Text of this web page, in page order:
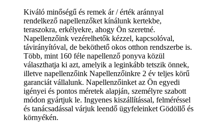
Kiváló minőségű és remek ár / érték aránnyal
rendelkező napellenzőket kínálunk kertekbe,
teraszokra, erkélyekre, ahogy Ön szeretné.
Napellenzőink vezérelhetők kézzel, kapcsolóval,
távirányítóval, de beköthető okos otthon rendszerbe is.
Több, mint 160 féle napellenző ponyva közül
választhatja ki azt, amelyik a leginkább tetszik önnek,
illetve napellenzőink Napellenzőinkre 2 év teljes körű
garanciát vállalunk. Napellenzőinket az Ön egyedi
igényei és pontos méretek alapján, személyre szabott
módon gyártjuk le. Ingyenes kiszállítással, felméréssel
és tanácsadással várjuk leendő ügyfeleinket Gödöllő és
környékén.